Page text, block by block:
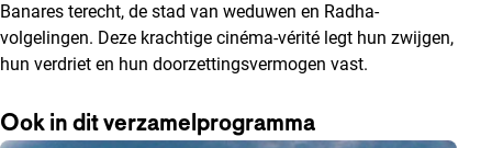
Banares terecht, de stad van weduwen en Radha-
volgelingen. Deze krachtige cinéma-vérité legt hun zwijgen,
hun verdriet en hun doorzettingsvermogen vast.
Ook in dit verzamelprogramma